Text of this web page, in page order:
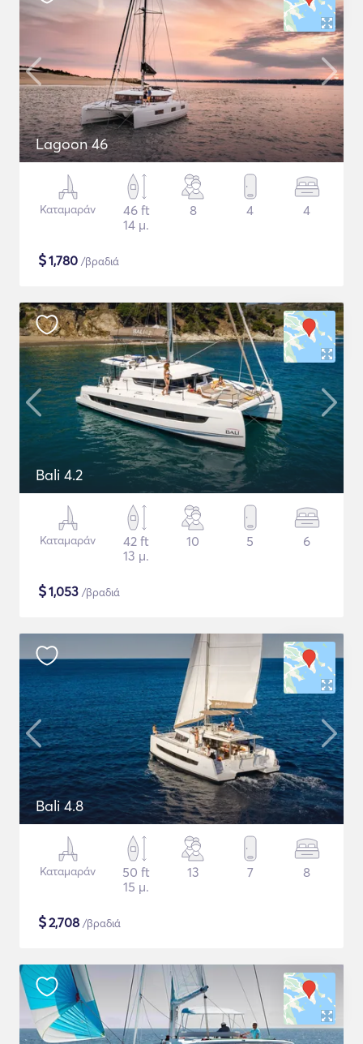
Lagoon 46
Καταμαράν
46 ft
14 μ.
8 4 4
$1,780 /βραδιά
Bali 4.2
Καταμαράν
42 ft
13 μ.
10 5 6
$1,053 /βραδιά
Bali 4.8
Καταμαράν
50 ft
15 μ.
13 7 8
$2,708 /βραδιά